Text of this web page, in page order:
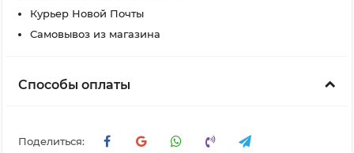
Курьер Новой Почты
Самовывоз из магазина
Способы оплаты
Поделиться: